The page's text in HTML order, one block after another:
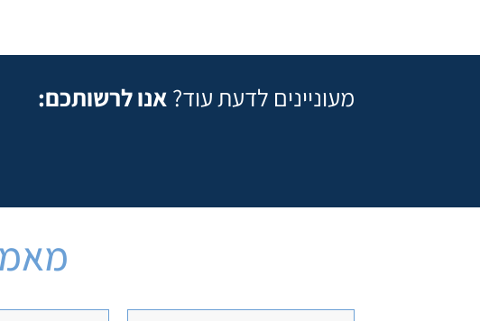
מעוניינים לדעת עוד? אנו לרשותכם: